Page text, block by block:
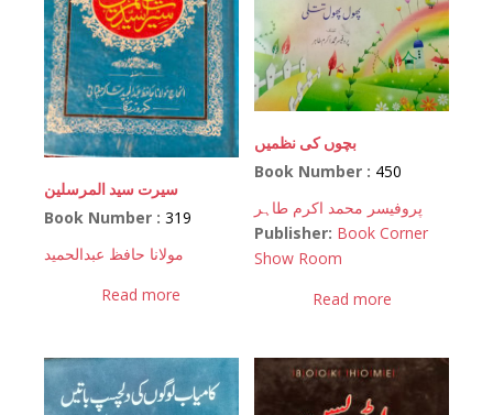
سیرت سید المرسلین
Book Number : 319
مولانا حافظ عبدالحمید
Read more
بچوں کی نظمیں
Book Number : 450
پروفیسر محمد اکرم طاہر
Publisher: Book Corner
Show Room
Read more